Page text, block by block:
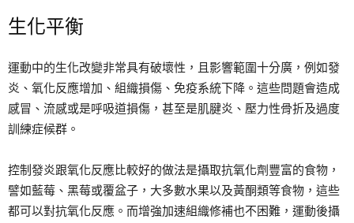
生化平衡
運動中的生化改變非常具有破壞性，且影響範圍十分廣，例如發
炎、氧化反應增加、組織損傷、免疫系統下降。這些問題會造成
感冒、流感或是呼吸道損傷，甚至是肌腱炎、壓力性骨折及過度
訓練症候群。
控制發炎跟氧化反應比較好的做法是攝取抗氧化劑豐富的食物，
譬如藍莓、黑莓或覆盆子，大多數水果以及黃酮類等食物，這些
都可以對抗氧化反應。而增強加速組織修補也不困難，運動後攝